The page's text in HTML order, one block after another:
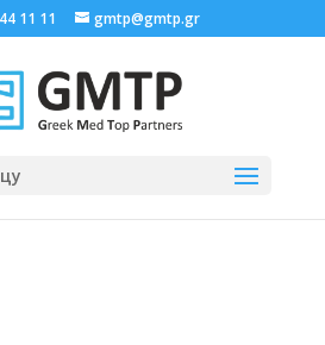
11 11 gmtp@gmtp.gr